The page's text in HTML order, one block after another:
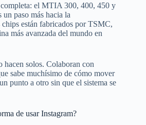
el MTIA 300, 400, 450 y
paso más hacia la
están fabricados por TSMC,
más avanzada del mundo en
hacen solos. Colaboran con
sabe muchísimo de cómo mover
punto a otro sin que el sistema se
de usar Instagram?